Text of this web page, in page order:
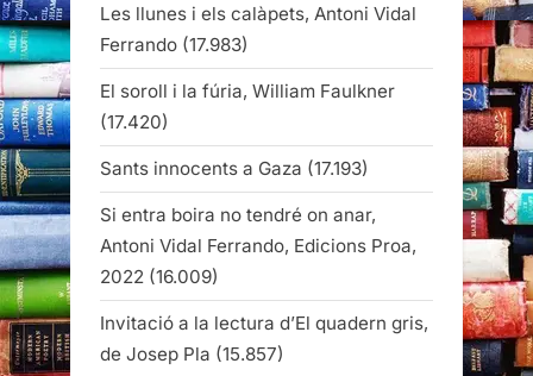
Les llunes i els calàpets, Antoni Vidal
Ferrando (17.983)
El soroll i la fúria, William Faulkner
(17.420)
Sants innocents a Gaza (17.193)
Si entra boira no tendré on anar,
Antoni Vidal Ferrando, Edicions Proa,
2022 (16.009)
Invitació a la lectura d’El quadern gris,
de Josep Pla (15.857)